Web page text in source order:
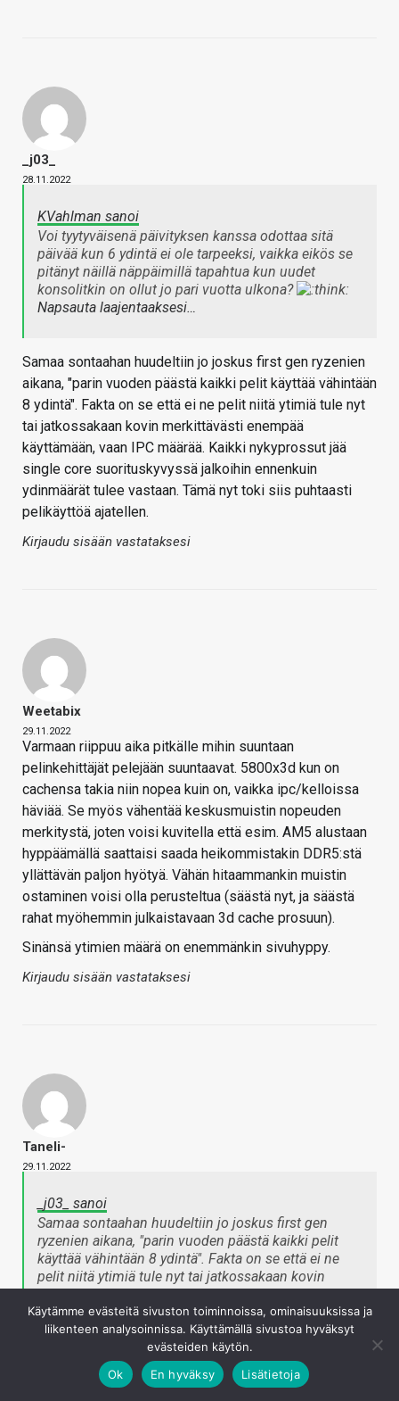
_j03_
28.11.2022
KVahlman sanoi
Voi tyytyväisenä päivityksen kanssa odottaa sitä
päivää kun 6 ydintä ei ole tarpeeksi, vaikka eikös se
pitänyt näillä näppäimillä tapahtua kun uudet
konsolitkin on ollut jo pari vuotta ulkona?
Napsauta laajentaaksesi…
Samaa sontaahan huudeltiin jo joskus first gen ryzenien
aikana, "parin vuoden päästä kaikki pelit käyttää vähintään
8 ydintä". Fakta on se että ei ne pelit niitä ytimiä tule nyt
tai jatkossakaan kovin merkittävästi enempää
käyttämään, vaan IPC määrää. Kaikki nykyprossut jää
single core suorituskyvyssä jalkoihin ennenkuin
ydinmäärät tulee vastaan. Tämä nyt toki siis puhtaasti
pelikäyttöä ajatellen.
Kirjaudu sisään vastataksesi
Weetabix
29.11.2022
Varmaan riippuu aika pitkälle mihin suuntaan
pelinkehittäjät pelejään suuntaavat. 5800x3d kun on
cachensa takia niin nopea kuin on, vaikka ipc/kelloissa
häviää. Se myös vähentää keskusmuistin nopeuden
merkitystä, joten voisi kuvitella että esim. AM5 alustaan
hyppäämällä saattaisi saada heikommistakin DDR5:stä
yllättävän paljon hyötyä. Vähän hitaammankin muistin
ostaminen voisi olla perusteltua (säästä nyt, ja säästä
rahat myöhemmin julkaistavaan 3d cache prosuun).
Sinänsä ytimien määrä on enemmänkin sivuhyppy.
Kirjaudu sisään vastataksesi
Taneli-
29.11.2022
_j03_ sanoi
Samaa sontaahan huudeltiin jo joskus first gen
ryzenien aikana, "parin vuoden päästä kaikki pelit
käyttää vähintään 8 ydintä". Fakta on se että ei ne
pelit niitä ytimiä tule nyt tai jatkossakaan kovin
määrää. Kaikki nykyprossut jää single core
suorituskyvyssä jalkoihin ennenkuin ydinmäärät
tulee vastaan. Tämä nyt toki siis puhtaasti
pelikäyttöä ajatellen.
Napsauta laajentaaksesi…
Käytämme evästeitä sivuston toiminnoissa, ominaisuuksissa ja
liikenteen analysoinnissa. Käyttämällä sivustoa hyväksyt
evästeiden käytön.
Ok
En hyväksy Lisätietoja